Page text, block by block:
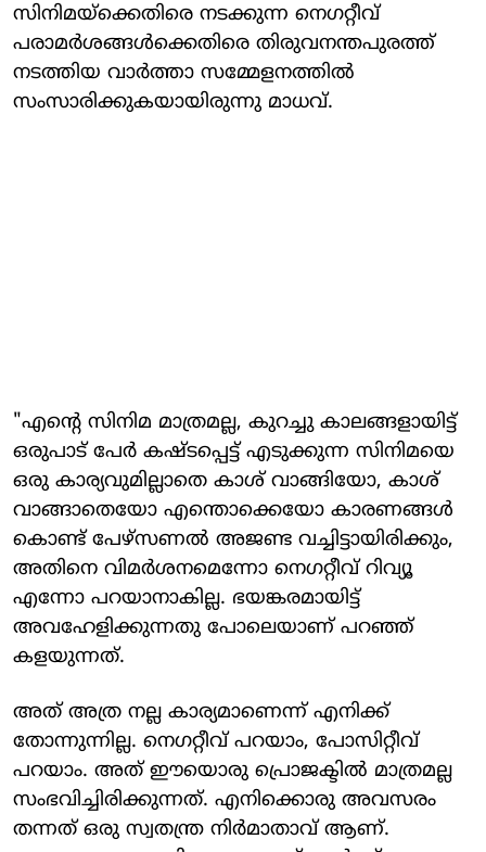
സിനിമയ്ക്കെതിരെ നടക്കുന്ന നെ​ഗറ്റീവ്
പരാമർശങ്ങൾക്കെതിരെ തിരുവനന്തപുരത്ത്
നടത്തിയ വാർത്താ സമ്മേളനത്തിൽ
സംസാരിക്കുകയായിരുന്നു മാധവ്.
"എന്റെ സിനിമ മാത്രമല്ല, കുറച്ചു കാലങ്ങളായിട്ട്
ഒരുപാട് പേർ കഷ്ടപ്പെട്ട് എടുക്കുന്ന സിനിമയെ
ഒരു കാര്യവുമില്ലാതെ കാശ് വാങ്ങിയോ, കാശ്
വാങ്ങാതെയോ എന്തൊക്കെയോ കാരണങ്ങൾ
കൊണ്ട് പേഴ്സണൽ അ‍ജണ്ട വച്ചിട്ടായിരിക്കും,
അതിനെ വിമർശനമെന്നോ നെ​ഗറ്റീവ് റിവ്യൂ
എന്നോ പറയാനാകില്ല. ഭയങ്കരമായിട്ട്
അവഹേളിക്കുന്നതു പോലെയാണ് പറഞ്ഞ്
കളയുന്നത്.
അത് അത്ര നല്ല കാര്യമാണെന്ന് എനിക്ക്
തോന്നുന്നില്ല. നെ​ഗറ്റീവ് പറയാം, പോസിറ്റീവ്
പറയാം. അത് ഈയൊരു പ്രൊജക്ടിൽ മാത്രമല്ല
സംഭവിച്ചിരിക്കുന്നത്. എനിക്കൊരു അവസരം
തന്നത് ഒരു സ്വതന്ത്ര നിർമാതാവ് ആണ്.